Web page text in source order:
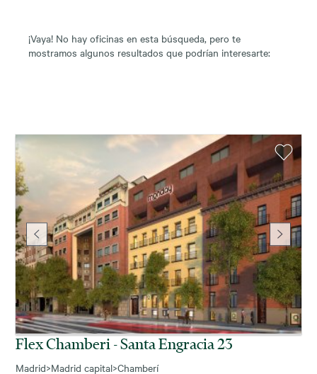
¡Vaya! No hay oficinas en esta búsqueda, pero te
mostramos algunos resultados que podrían interesarte:
Flex Chamberi - Santa Engracia 23
Madrid>Madrid capital>Chamberí